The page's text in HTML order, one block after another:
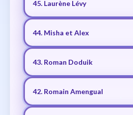
45. Laurène Lévy
44. Misha et Alex
43. Roman Doduik
42. Romain Amengual